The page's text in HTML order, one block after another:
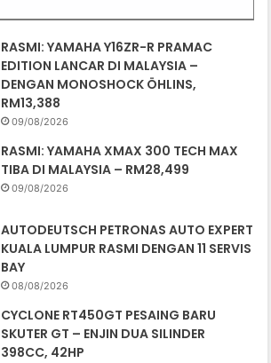
RASMI: YAMAHA Y16ZR-R PRAMAC
EDITION LANCAR DI MALAYSIA –
DENGAN MONOSHOCK ÖHLINS,
RM13,388
09/08/2026
RASMI: YAMAHA XMAX 300 TECH MAX
TIBA DI MALAYSIA – RM28,499
09/08/2026
AUTODEUTSCH PETRONAS AUTO EXPERT
KUALA LUMPUR RASMI DENGAN 11 SERVIS
BAY
08/08/2026
CYCLONE RT450GT PESAING BARU
SKUTER GT – ENJIN DUA SILINDER
398CC, 42HP